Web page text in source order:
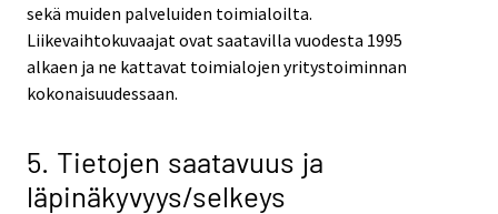
sekä muiden palveluiden toimialoilta.
Liikevaihtokuvaajat ovat saatavilla vuodesta 1995
alkaen ja ne kattavat toimialojen yritystoiminnan
kokonaisuudessaan.
5. Tietojen saatavuus ja
läpinäkyvyys/selkeys